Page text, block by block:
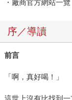
・廠商官方網站一覽
序／導讀
前言
「啊，真好喝！」
這世上沒有比找到